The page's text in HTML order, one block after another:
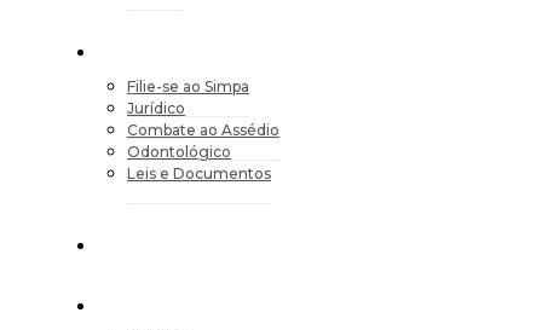
Filie-se ao Simpa
Jurídico
Combate ao Assédio
Odontológico
Leis e Documentos